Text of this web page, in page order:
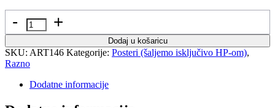
Dodaj u košaricu
SKU: ART146 Kategorije: Posteri (šaljemo isključivo HP-om),
Razno
Dodatne informacije